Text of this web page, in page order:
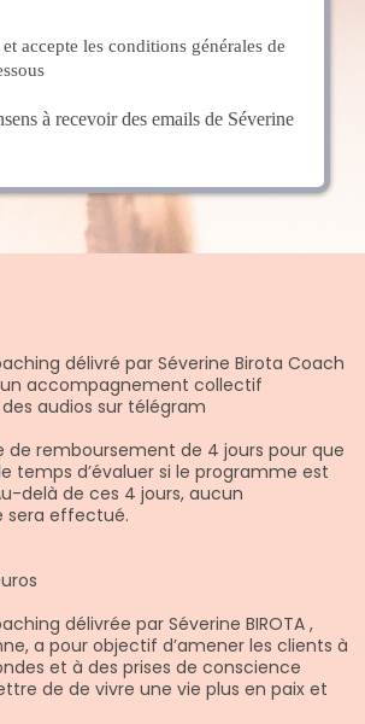
accepte les conditions générales de
à recevoir des emails de Séverine
délivré par Séverine Birota Coach
accompagnement collectif
audios sur télégram
de remboursement de 4 jours pour que
temps d’évaluer si le programme est
delà de ces 4 jours, aucun
sera effectué.
délivrée par Séverine BIROTA ,
a pour objectif d’amener les clients à
et à des prises de conscience
de de vivre une vie plus en paix et